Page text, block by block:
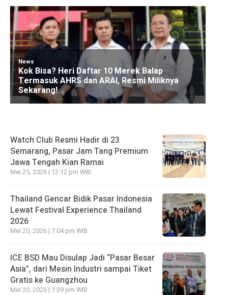
Watch Club Resmi Hadir di 23
Semarang, Pasar Jam Tang Premium
Jawa Tengah Kian Ramai
Mei 25, 2026 | 12:12 pm WIB
Thailand Gencar Bidik Pasar Indonesia
Lewat Festival Experience Thailand
2026
Mei 20, 2026 | 7:04 pm WIB
ICE BSD Mau Disulap Jadi “Pasar Besar
Asia”, dari Mesin Industri sampai Tiket
Gratis ke Guangzhou
Mei 20, 2026 | 1:39 pm WIB